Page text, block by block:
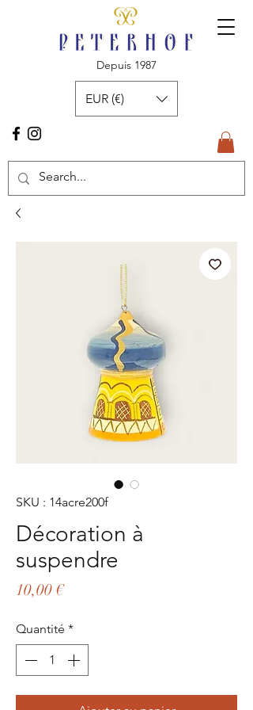
Depuis 1987
EUR (€)
SKU : 14acre200f
Décoration à
suspendre
10,00 €Prix
Quantité *